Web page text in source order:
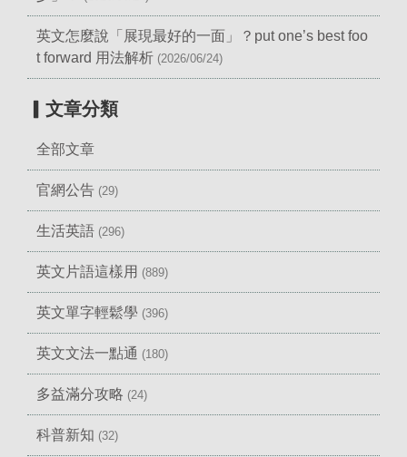
英文怎麼說「展現最好的一面」？put one’s best foo
t forward 用法解析 (2026/06/24)
▎文章分類
全部文章
官網公告 (29)
生活英語 (296)
英文片語這樣用 (889)
英文單字輕鬆學 (396)
英文文法一點通 (180)
多益滿分攻略 (24)
科普新知 (32)